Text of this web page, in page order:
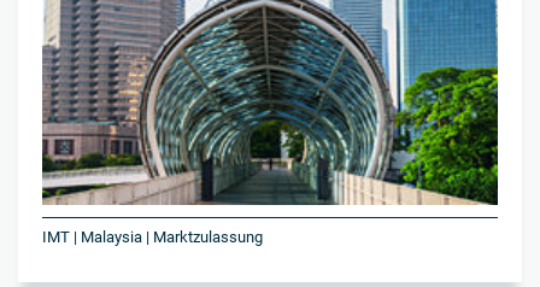
IMT | Malaysia | Marktzulassung